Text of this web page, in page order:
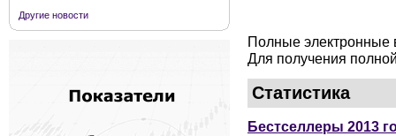
Другие новости
Полные электронные
Для получения
Статистика
Бестселлеры 2013